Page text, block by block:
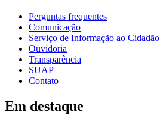
Perguntas frequentes
Comunicação
Serviço de Informação ao Cidadão
Ouvidoria
Transparência
SUAP
Contato
Em destaque